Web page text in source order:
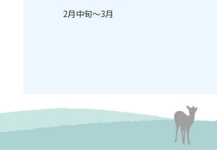
2月中旬～3月